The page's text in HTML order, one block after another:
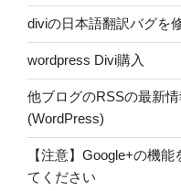
diviの日本語翻訳バグを
wordpress Divi購入
他ブログのRSSの最新
(WordPress)
【注意】Google+の機
てください